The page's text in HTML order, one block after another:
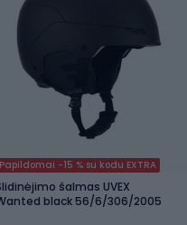
Papildomai -15 % su kodu EXTRA
šalmas UVEX
black 56/6/306/2005